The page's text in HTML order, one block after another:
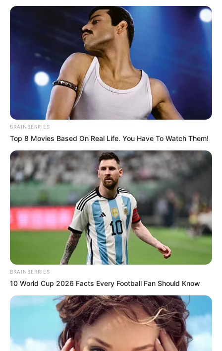
Armero.
Moteros no se tomarán la ciudad: cancelan
tradicional rodada en Halloween
En el oriente, el Museo de Historia de la Medicina
Ricardo Rueda González abrirá desde las 5:00 p. m.
recorridos guiados, talleres botánicos y la proyección del
documental Silenciosa silenciada (2024), del director
Andrés Salas-Parra.
La Noche de los Museos 2025 promete ser una
experiencia cultural diversa, gratuita y abierta para
todos los públicos.Más que una agenda de actividades,
se trata de una invitación a reconectarse con la ciudad,
caminarla y disfrutarla de noche. Para consultar la
programación detallada y completa, dé clic en
enlace.
COMPARTIR
ALERTA BOGOTÁ EN GOOGLE NEWS
TEMAS RELACIONADOS
EVENTOS EN BOGOTÁ
MUSEOS DE BOGOTÁ
BRAINBERRIES
Top 8 Movies Based On Real Life. You Have To Watch Them!
BRAINBERRIES
10 World Cup 2026 Facts Every Football Fan Should Know